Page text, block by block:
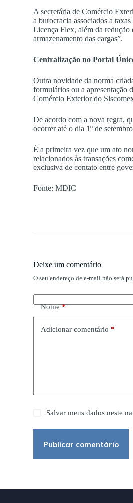
A secretária de Comércio
a burocracia associados a
Licença Flex, além da redução
armazenamento das cargas”.
Centralização no Portal
Outra novidade da norma
formulários ou a apresentação
Comércio Exterior do
De acordo com a nova regra,
ocorrer até o dia 1º de
É a primeira vez que um ato
relacionados às transações
exclusiva de contato entre
Fonte: MDIC
Deixe um comentário
O seu endereço de e-mail não será
Nome*
Adicionar comentário *
Salvar meus dados neste
Publicar comentário